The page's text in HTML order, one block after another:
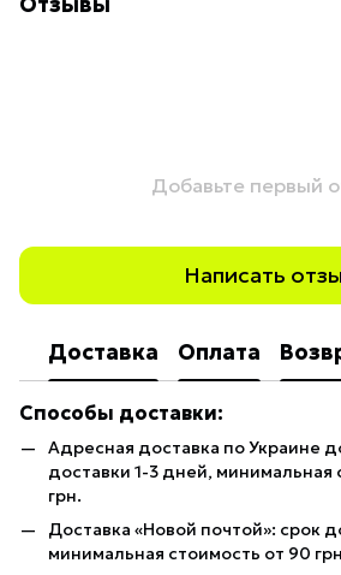
Добавьте первый
Написать
Доставка Оплата
Способы доставки:
Адресная доставка по Украине
доставки 1-3 дней, минимальная
грн.
Доставка «Новой почтой»: срок
минимальная стоимость от 90